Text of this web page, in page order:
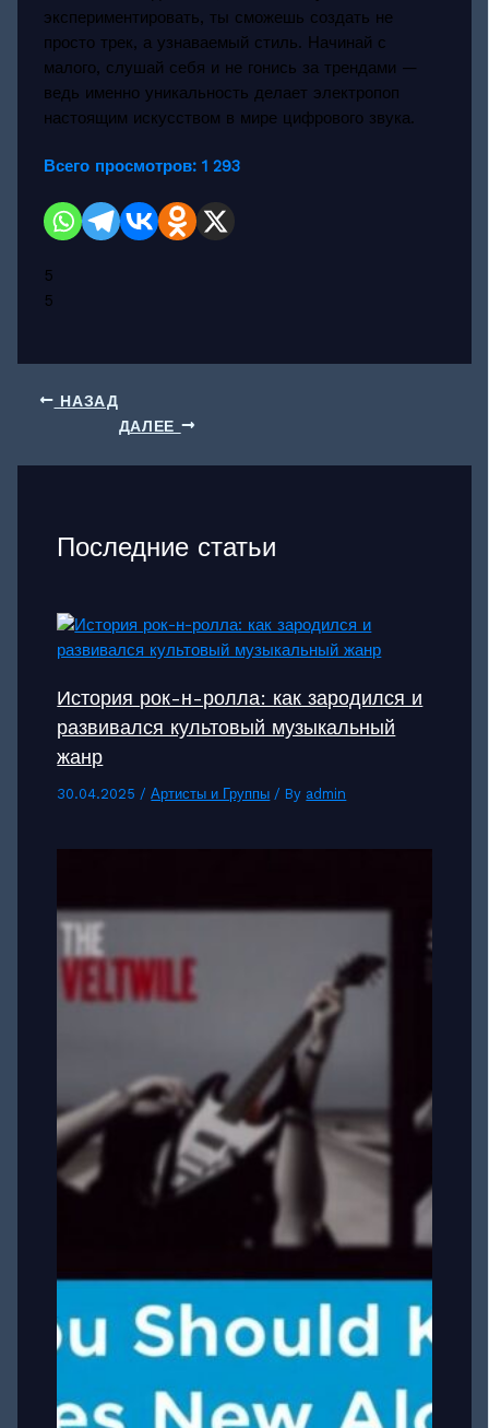
экспериментировать, ты сможешь создать не
просто трек, а узнаваемый стиль. Начинай с
малого, слушай себя и не гонись за трендами —
ведь именно уникальность делает электропоп
настоящим искусством в мире цифрового звука.
Всего просмотров: 1 293
5
5
НАЗАД
ДАЛЕЕ
Последние статьи
История рок-н-ролла: как зародился и
развивался культовый музыкальный
жанр
30.04.2025/Артисты и Группы / By admin